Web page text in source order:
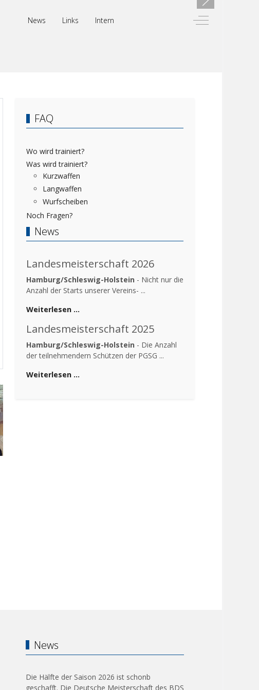
News Links Intern Off-Canvas
FAQ
Wo wird trainiert?
Was wird trainiert?
Kurzwaffen
Langwaffen
Wurfscheiben
Noch Fragen?
News
Landesmeisterschaft 2026
Hamburg/Schleswig-Holstein - Nicht nur die
Anzahl der Starts unserer Vereins- ...
Weiterlesen …
Landesmeisterschaft 2025
Hamburg/Schleswig-Holstein - Die Anzahl
der teilnehmendern Schützen der PGSG ...
Weiterlesen …
News
Die Hälfte der Saison 2026 ist schonb
geschafft. Die Deutsche Meisterschaft des BDS